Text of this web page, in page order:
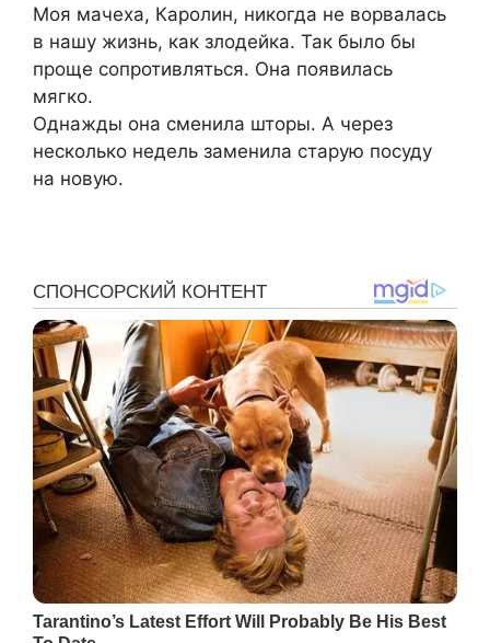
Моя мачеха, Каролин, никогда не ворвалась
в нашу жизнь, как злодейка. Так было бы
проще сопротивляться. Она появилась
мягко.
Однажды она сменила шторы. А через
несколько недель заменила старую посуду
на новую.